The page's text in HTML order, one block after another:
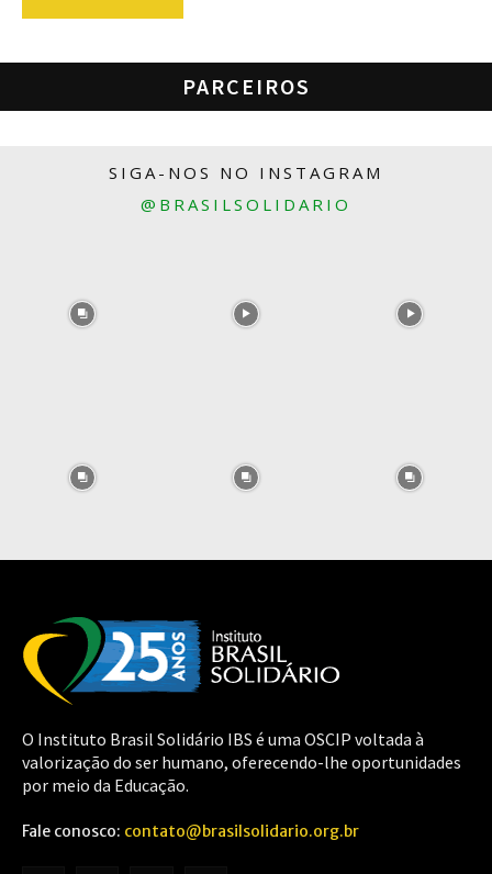
PARCEIROS
SIGA-NOS NO INSTAGRAM
@BRASILSOLIDARIO
O Instituto Brasil Solidário IBS é uma OSCIP voltada à
valorização do ser humano, oferecendo-lhe oportunidades
por meio da Educação.
Fale conosco: contato@brasilsolidario.org.br